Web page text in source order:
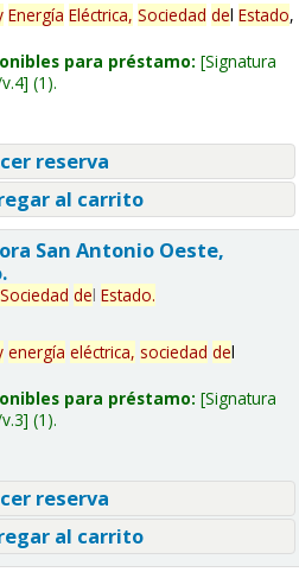
Energía Eléctrica, Sociedad del Estado,
para préstamo: Signatura
(1).
reserva
al carrito
San Antonio Oeste,
Sociedad del Estado.
energía eléctrica, sociedad del
para préstamo: Signatura
(1).
reserva
al carrito